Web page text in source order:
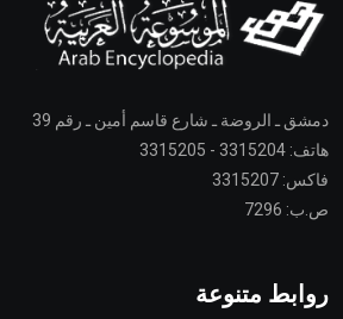
دمشق ـ الروضة ـ شارع قاسم أمين ـ رقم 39
هاتف: 3315204 - 3315205
فاكس: 3315207
ص.ب: 7296
روابط متنوعة